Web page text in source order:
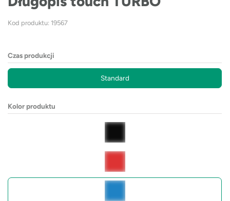
Kod produktu: 19567
Czas produkcji
Standard
Kolor produktu